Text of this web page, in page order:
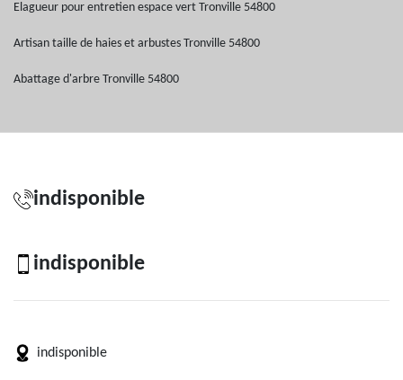
Elagueur pour entretien espace vert Tronville 54800
Artisan taille de haies et arbustes Tronville 54800
Abattage d'arbre Tronville 54800
indisponible
indisponible
indisponible